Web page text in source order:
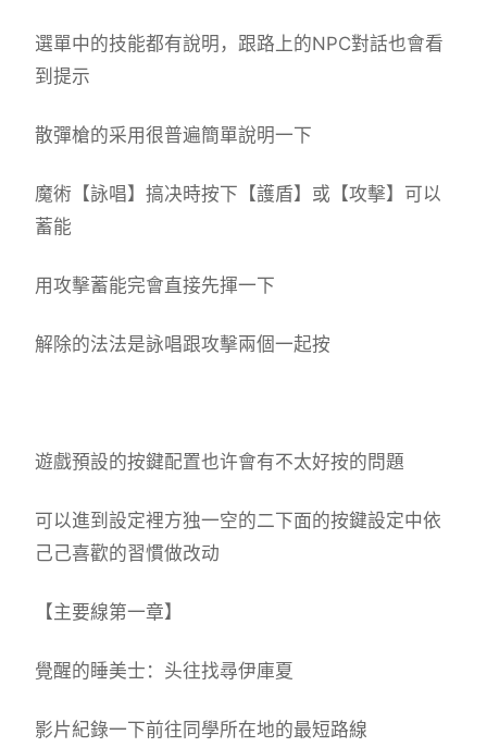
選單中的技能都有說明，跟路上的NPC對話也會看
到提示
散彈槍的采用很普遍簡單說明一下
魔術【詠唱】搞决時按下【護盾】或【攻擊】可以
蓄能
用攻擊蓄能完會直接先揮一下
解除的法法是詠唱跟攻擊兩個一起按
遊戲預設的按鍵配置也许會有不太好按的問題
可以進到設定裡方独一空的二下面的按鍵設定中依
己己喜歡的習慣做改动
【主要線第一章】
覺醒的睡美士：头往找尋伊庫夏
影片紀錄一下前往同學所在地的最短路線